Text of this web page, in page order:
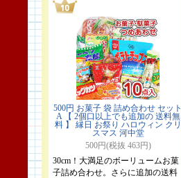
500円 お菓子 袋 詰め合わせ セット
A 【 2個口以上でも追加の 送料無
料 】 縁日 お祭り ハロウィン クリ
スマス 河中堂
500円(税抜 463円)
30cm！大満足のボーリュームお菓
子詰め合わせ。さらに追加の送料